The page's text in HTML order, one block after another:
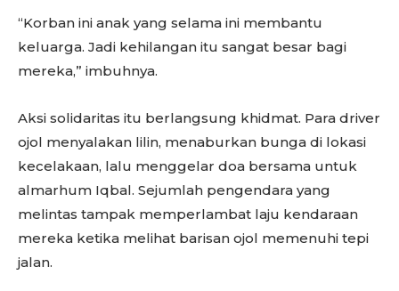
“Korban ini anak yang selama ini membantu
keluarga. Jadi kehilangan itu sangat besar bagi
mereka,” imbuhnya.
Aksi solidaritas itu berlangsung khidmat. Para driver
ojol menyalakan lilin, menaburkan bunga di lokasi
kecelakaan, lalu menggelar doa bersama untuk
almarhum Iqbal. Sejumlah pengendara yang
melintas tampak memperlambat laju kendaraan
mereka ketika melihat barisan ojol memenuhi tepi
jalan.